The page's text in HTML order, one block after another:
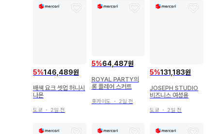
5%146,489원
배색 요크 셋업 허니시
나몬
도쿄 ・ 2일 전
5%64,487원
ROYAL PARTY의
롱 플레어 스커트
홋카이도 ・ 2일 전
5%131,183원
JOSEPH STUDIO
비즈니스 여성용
도쿄 ・ 2일 전